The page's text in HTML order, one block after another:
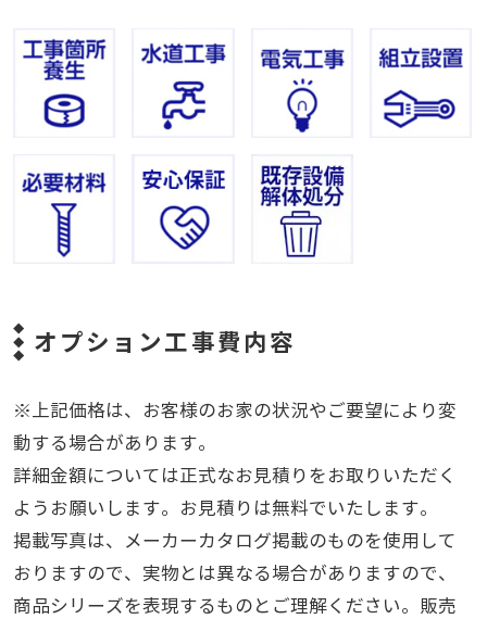
オプション工事費内容
※上記価格は、お客様のお家の状況やご要望により変
動する場合があります。
詳細金額については正式なお見積りをお取りいただく
ようお願いします。お見積りは無料でいたします。
掲載写真は、メーカーカタログ掲載のものを使用して
おりますので、実物とは異なる場合がありますので、
商品シリーズを表現するものとご理解ください。販売